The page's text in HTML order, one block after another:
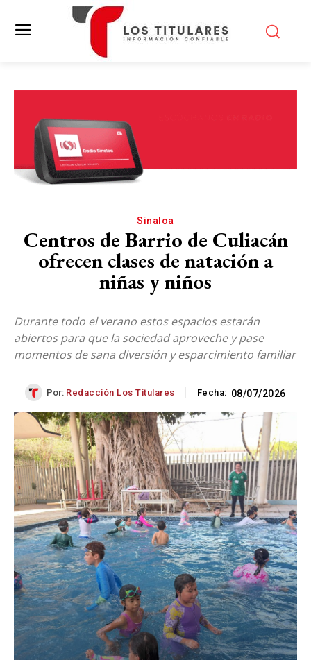
Sinaloa
Centros de Barrio de Culiacán
ofrecen clases de natación a
niñas y niños
Durante todo el verano estos espacios estarán
abiertos para que la sociedad aproveche y pase
momentos de sana diversión y esparcimiento familiar
Por: Redacción Los Titulares Fecha: 08/07/2026